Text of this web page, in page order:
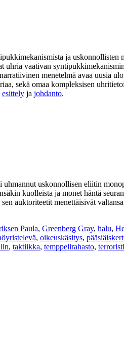
ja uskonnollisten
vaativan
menetelmä avaa uusia
sekä omaa kompleksisen
esittely ja johdanto.
uskonnollisen eliitin
kuolleista ja monet häntä
auktoriteetit menettäisivät
Paula, Greenberg Gray, halu,
, oikeuskäsitys,
, taktiikka, temppelirahasto,